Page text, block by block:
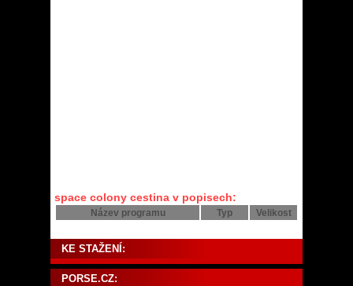
space colony cestina v popisech:
Název programu Typ Velikost
KE STAŽENÍ:
PORSE.CZ: